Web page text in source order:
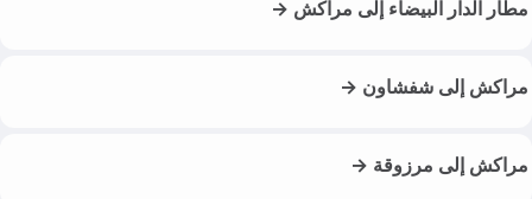
مطار الدار البيضاء إلى مراكش →
مراكش إلى شفشاون →
مراكش إلى مرزوقة →